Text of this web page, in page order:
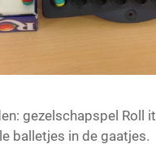
gezelschapspel Roll it
balletjes in de gaatjes.